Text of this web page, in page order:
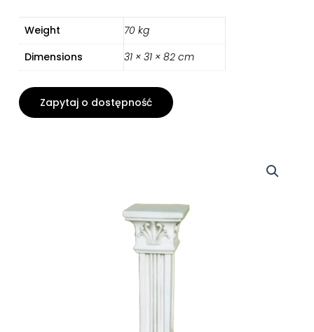
Weight
70 kg
Dimensions
31 × 31 × 82 cm
Zapytaj o dostępność